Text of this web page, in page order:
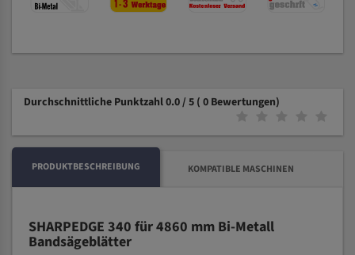
Durchschnittliche Punktzahl 0.0 / 5 ( 0 Bewertungen)
PRODUKTBESCHREIBUNG KOMPATIBLE MASCHINEN
SHARPEDGE 340 für 4860 mm Bi-Metall
Bandsägeblätter